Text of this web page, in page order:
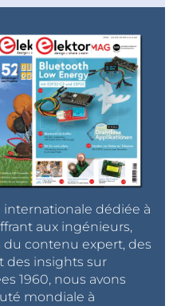
dédiée à
aux ingénieurs,
du contenu expert, des
des insights sur
1960, nous avons
mondiale à